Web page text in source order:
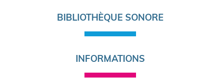
BIBLIOTHÈQUE SONORE
INFORMATIONS